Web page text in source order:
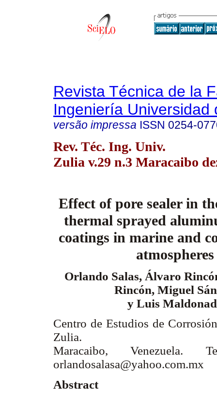
Revista Técnica de la
Ingeniería Universidad
versão impressa ISSN 0254-
Rev. Téc. Ing. Univ.
Zulia v.29 n.3 Maracaibo
Effect of pore sealer in
thermal sprayed
coatings in marine and
Orlando Salas, Álvaro
Rincón, Miguel
y Luis
Centro de Estudios de
Zulia.
Maracaibo, Venezuela.
orlandosalasa@yahoo.com.mx
Abstract